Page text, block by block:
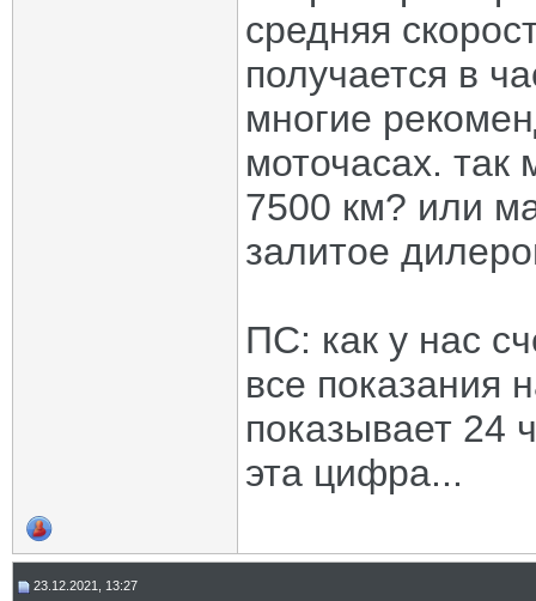
средняя
получается в
многие
моточасах.
7500 км? или
залитое
ПС: как у нас
все показания
показывает 24
эта цифра...
23.12.2021, 13:27